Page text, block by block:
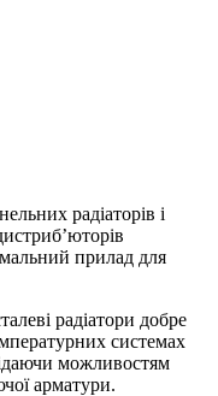
радіаторів і
прилад для
радіатори добре
системах
можливостям
арматури.